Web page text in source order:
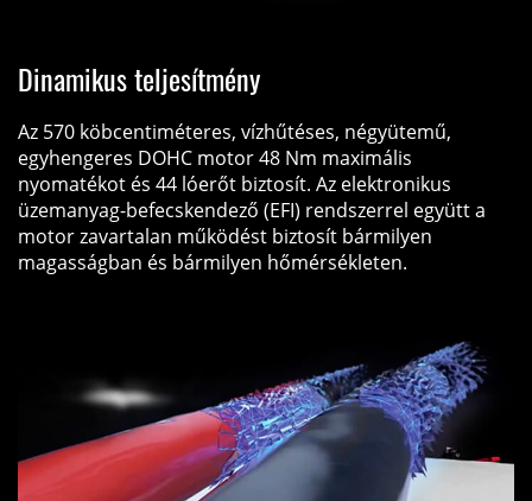
Dinamikus teljesítmény
Az 570 köbcentiméteres, vízhűtéses, négyütemű,
egyhengeres DOHC motor 48 Nm maximális
nyomatékot és 44 lóerőt biztosít. Az elektronikus
üzemanyag-befecskendező (EFI) rendszerrel együtt a
motor zavartalan működést biztosít bármilyen
magasságban és bármilyen hőmérsékleten.